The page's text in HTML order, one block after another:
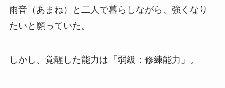
雨音（あまね）と二人で暮らしながら、強くなり
たいと願っていた。
しかし、覚醒した能力は「弱級：修練能力」。